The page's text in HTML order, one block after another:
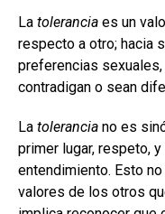
La tolerancia es un
respecto a otro; hacia
preferencias
contradigan o sean
La tolerancia no es
primer lugar, respeto,
entendimiento. Esto
valores de los otros